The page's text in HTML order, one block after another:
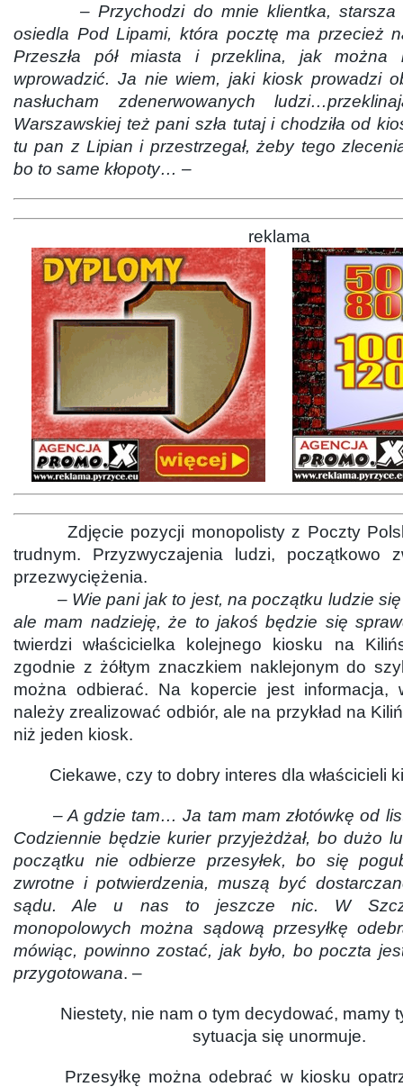
– Przychodzi do mnie klientka, starsza
osiedla Pod Lipami, która pocztę ma przecież
Przeszła pół miasta i przeklina, jak można
wprowadzić. Ja nie wiem, jaki kiosk prowadzi
nasłucham zdenerwowanych
Warszawskiej też pani szła tutaj i chodziła od
tu pan z Lipian i przestrzegał, żeby tego
bo to same kłopoty… –
reklama
Zdjęcie pozycji monopolisty z Poczty
trudnym. Przyzwyczajenia ludzi, początkowo
przezwyciężenia.
– Wie pani jak to jest, na początku ludzie się
ale mam nadzieję, że to jakoś będzie się
twierdzi właścicielka kolejnego kiosku na
zgodnie z żółtym znaczkiem naklejonym do
można odbierać. Na kopercie jest informacja,
należy zrealizować odbiór, ale na przykład na
niż jeden kiosk.
Ciekawe, czy to dobry interes dla właścicieli
– A gdzie tam… Ja tam mam złotówkę od
Codziennie będzie kurier przyjeżdżał, bo dużo
początku nie odbierze przesyłek, bo się
zwrotne i potwierdzenia, muszą być
sądu. Ale u nas to jeszczenic. W
monopolowych można sądową przesyłkę
mówiąc, powinno zostać, jak było, bo poczta
przygotowana. –
Niestety, nie nam o tym decydować, mamy
sytuacja się unormuje.
Przesyłkę można odebrać w kiosku